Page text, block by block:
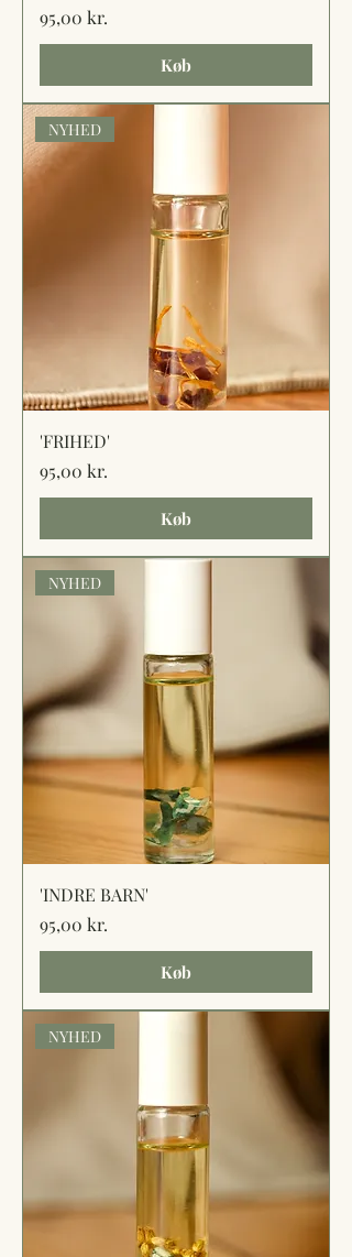
Pris
95,00 kr.
Køb
NYHED
'FRIHED'
Pris
95,00 kr.
Køb
NYHED
'INDRE BARN'
Pris
95,00 kr.
Køb
NYHED